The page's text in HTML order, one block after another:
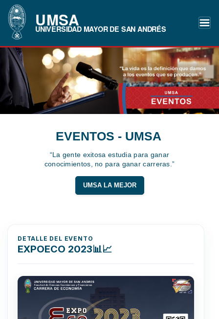
UMSA
UNIVERSIDAD MAYOR DE SAN ANDRÉS
EVENTOS - UMSA
“La gente exitosa estudia para ganar
conocimientos, no para ganar carreras.”
UMSA LA MEJOR
DETALLE DEL EVENTO
EXPOECO 2023📊📈